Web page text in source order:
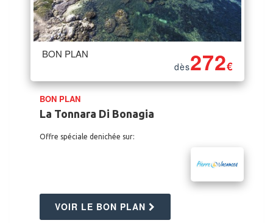
BON PLAN
dès272€
BON PLAN
La Tonnara Di Bonagia
Offre spéciale denichée sur:
VOIR LE BON PLAN